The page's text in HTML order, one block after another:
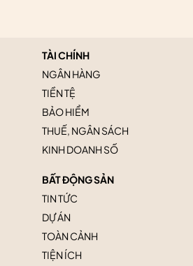
TÀI CHÍNH
NGÂN HÀNG
TIỀN TỆ
BẢO HIỂM
THUẾ, NGÂN SÁCH
KINH DOANH SỐ
BẤT ĐỘNG SẢN
TIN TỨC
DỰ ÁN
TOÀN CẢNH
TIỆN ÍCH